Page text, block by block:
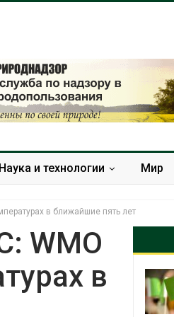
Наука и технологии Мир
в ближайшие пять лет
WMO
в
Евросоюз потребовал
увеличить вложения в
защиту природы на фоне
роста ущерба от пожаров